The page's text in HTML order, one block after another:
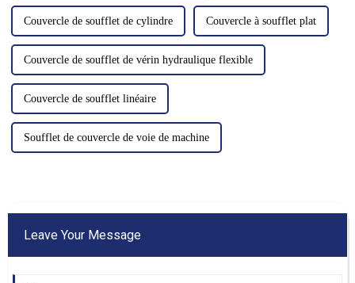
Couvercle de soufflet de cylindre Couvercle à soufflet plat
Couvercle de soufflet de vérin hydraulique flexible
Couvercle de soufflet linéaire
Soufflet de couvercle de voie de machine
Leave Your Message